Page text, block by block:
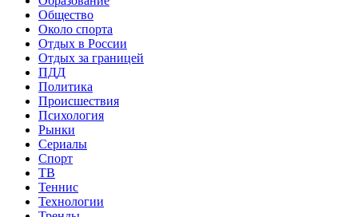
Общество
Около спорта
Отдых в России
Отдых за границей
ПДД
Политика
Происшествия
Психология
Рынки
Сериалы
Спорт
ТВ
Теннис
Технологии